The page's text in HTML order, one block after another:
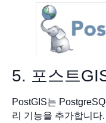
5. 포스트
PostGIS는
리 기능을 추가합니